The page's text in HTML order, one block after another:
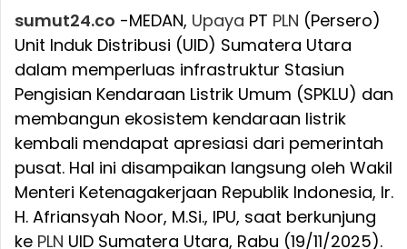
sumut24.co -MEDAN, Upaya PT PLN (Persero)
Unit Induk Distribusi (UID) Sumatera Utara
dalam memperluas infrastruktur Stasiun
Pengisian Kendaraan Listrik Umum (SPKLU) dan
membangun ekosistem kendaraan listrik
kembali mendapat apresiasi dari pemerintah
pusat. Hal ini disampaikan langsung oleh Wakil
Menteri Ketenagakerjaan Republik Indonesia, Ir.
H. Afriansyah Noor, M.Si., IPU, saat berkunjung
ke PLN UID Sumatera Utara, Rabu (19/11/2025).